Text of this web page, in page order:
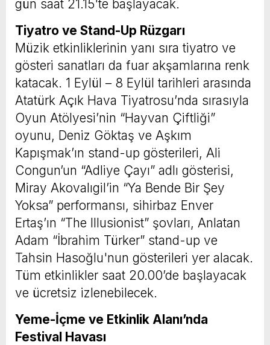
gün saat 21.15'te başlayacak.
Tiyatro ve Stand-Up Rüzgarı
Müzik etkinliklerinin yanı sıra tiyatro ve
gösteri sanatları da fuar akşamlarına renk
katacak. 1 Eylül – 8 Eylül tarihleri arasında
Atatürk Açık Hava Tiyatrosu’nda sırasıyla
Oyun Atölyesi’nin “Hayvan Çiftliği”
oyunu, Deniz Göktaş ve Aşkım
Kapışmak’ın stand-up gösterileri, Ali
Congun’un “Adliye Çayı” adlı gösterisi,
Miray Akovalıgil’in “Ya Bende Bir Şey
Yoksa” performansı, sihirbaz Enver
Ertaş’ın “The Illusionist” şovları, Anlatan
Adam “İbrahim Türker” stand-up ve
Tahsin Hasoğlu'nun gösterileri yer alacak.
Tüm etkinlikler saat 20.00’de başlayacak
ve ücretsiz izlenebilecek.
Yeme-İçme ve Etkinlik Alanı’nda
Festival Havası